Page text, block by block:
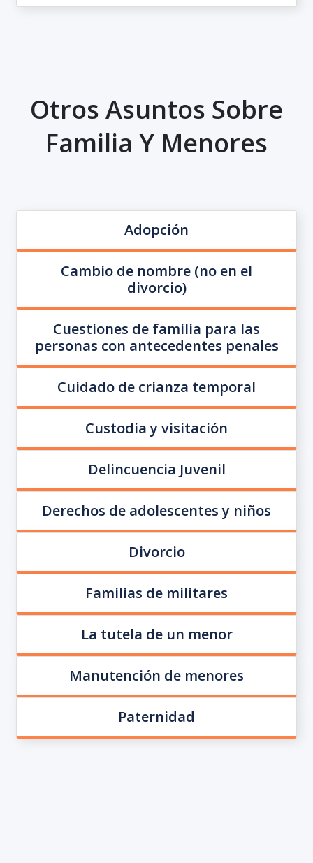
Otros Asuntos Sobre
Familia Y Menores
Adopción
Cambio de nombre (no en el
divorcio)
Cuestiones de familia para las
personas con antecedentes penales
Cuidado de crianza temporal
Custodia y visitación
Delincuencia Juvenil
Derechos de adolescentes y niños
Divorcio
Familias de militares
La tutela de un menor
Manutención de menores
Paternidad